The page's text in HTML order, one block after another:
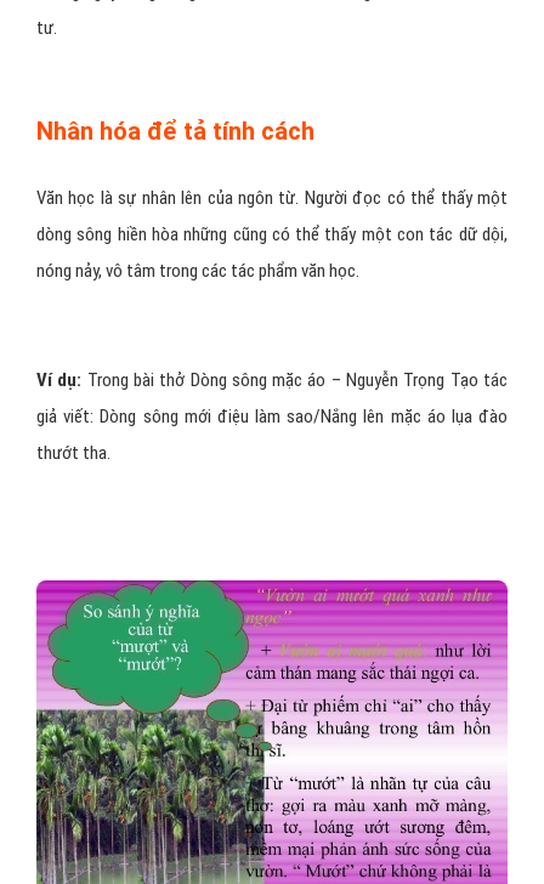
tư.
Nhân hóa để tả tính cách
Văn học là sự nhân lên của ngôn từ. Người đọc có thể thấy một
dòng sông hiền hòa những cũng có thể thấy một con tác dữ dội,
nóng nảy, vô tâm trong các tác phẩm văn học.
Ví dụ: Trong bài thở Dòng sông mặc áo – Nguyễn Trọng Tạo tác
giả viết: Dòng sông mới điệu làm sao/Nắng lên mặc áo lụa đào
thướt tha.